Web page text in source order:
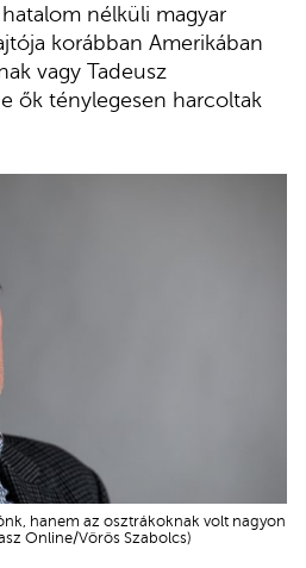
nélküli magyar
korábban Amerikában
vagy Tadeusz
ők ténylegesen harcoltak
hanem az osztrákoknak volt nagyon
Online/Vörös Szabolcs)